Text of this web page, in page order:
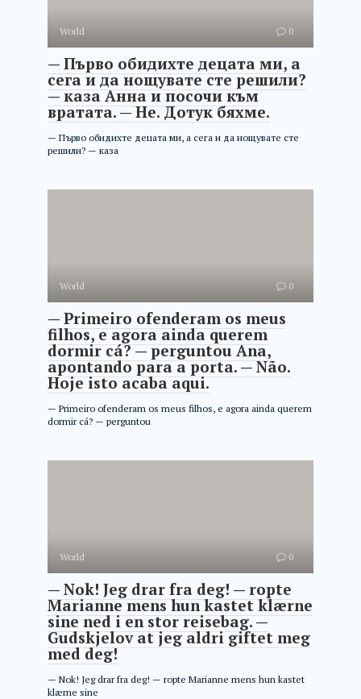
World 0
— Първо обидихте децата ми, а
сега и да нощувате сте решили?
— каза Анна и посочи към
вратата. — Не. Дотук бяхме.
— Първо обидихте децата ми, а сега и да нощувате сте
решили? — каза
World 0
— Primeiro ofenderam os meus
filhos, e agora ainda querem
dormir cá? — perguntou Ana,
apontando para a porta. — Não.
Hoje isto acaba aqui.
— Primeiro ofenderam os meus filhos, e agora ainda querem
dormir cá? — perguntou
World 0
— Nok! Jeg drar fra deg! — ropte
Marianne mens hun kastet klærne
sine ned i en stor reisebag. —
Gudskjelov at jeg aldri giftet meg
med deg!
— Nok! Jeg drar fra deg! — ropte Marianne mens hun kastet
klærne sine